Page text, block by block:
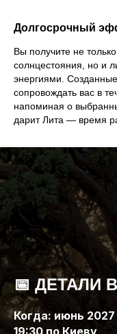
Долгосрочный
Вы получите не
солнцестояния, но и
энергиями.
сопровождать вас в
напоминая о
дарит Лита — время
📅 ДЕТАЛИ
Когда: июнь 2027
19:30 по Киеву